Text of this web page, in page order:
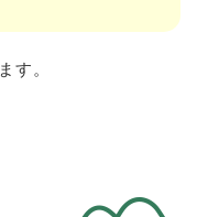
す。